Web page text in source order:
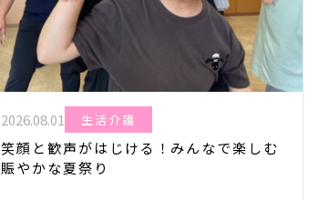
2026.08.01 生活介護
笑顔と歓声がはじける！みんなで楽しむ
賑やかな夏祭り